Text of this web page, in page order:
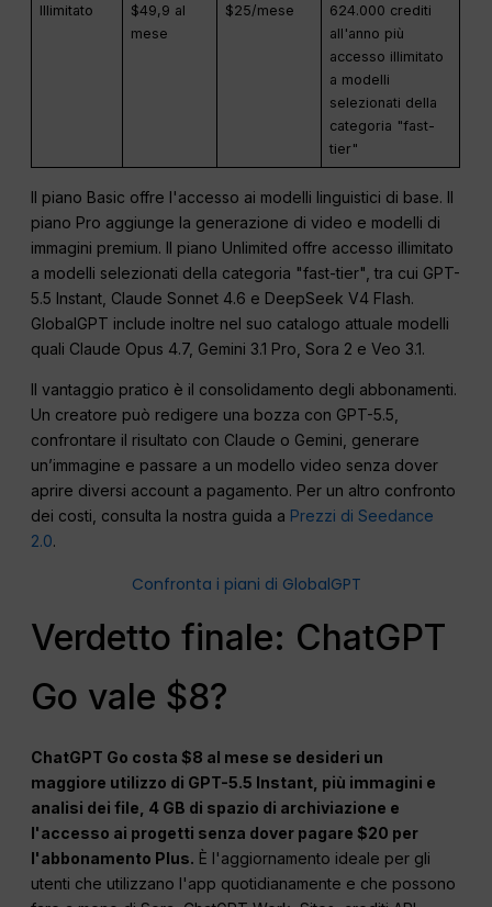
Illimitato
$49,9 al
mese
$25/mese
624.000 crediti
all'anno più
accesso illimitato
a modelli
selezionati della
categoria "fast-
tier"
Il piano Basic offre l'accesso ai modelli linguistici di base. Il
piano Pro aggiunge la generazione di video e modelli di
immagini premium. Il piano Unlimited offre accesso illimitato
a modelli selezionati della categoria "fast-tier", tra cui GPT-
5.5 Instant, Claude Sonnet 4.6 e DeepSeek V4 Flash.
GlobalGPT include inoltre nel suo catalogo attuale modelli
quali Claude Opus 4.7, Gemini 3.1 Pro, Sora 2 e Veo 3.1.
Il vantaggio pratico è il consolidamento degli abbonamenti.
Un creatore può redigere una bozza con GPT-5.5,
confrontare il risultato con Claude o Gemini, generare
un’immagine e passare a un modello video senza dover
aprire diversi account a pagamento. Per un altro confronto
dei costi, consulta la nostra guida a Prezzi di Seedance
2.0.
Confronta i piani di GlobalGPT
Verdetto finale: ChatGPT
Go vale $8?
ChatGPT Go costa $8 al mese se desideri un
maggiore utilizzo di GPT-5.5 Instant, più immagini e
analisi dei file, 4 GB di spazio di archiviazione e
l'accesso ai progetti senza dover pagare $20 per
l'abbonamento Plus. È l'aggiornamento ideale per gli
utenti che utilizzano l'app quotidianamente e che possono